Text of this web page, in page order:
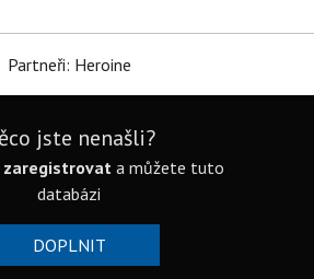
Partneři: Heroine
jste nenašli?
zaregistrovat a můžete tuto
databázi
DOPLNIT